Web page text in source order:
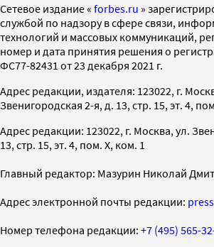
Cетевое издание « forbes.ru »
службой по надзору в сфере связи,
технологий и массовых коммуникаций,
номер и дата принятия решения о
ФС77-82431 от 23 декабря 2021 г.
Адрес редакции, издателя: 123022, г.
Звенигородская 2-я, д. 13, стр. 15, эт. 4,
Адрес редакции: 123022, г. Москва, ул.
13, стр. 15, эт. 4, пом. X, ком. 1
Главный редактор: Мазурин Николай
Адрес электронной почты редакции:
Номер телефона редакции: +7 (495) 565-